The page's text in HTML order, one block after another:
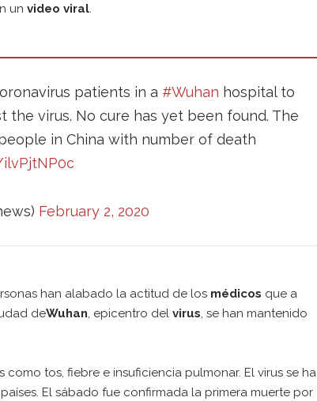
un video viral.
patients in a #Wuhan hospital to
virus. No cure has yet been found. The
in China with number of death
February 2, 2020
han alabado la actitud de los médicos que a
deWuhan, epicentro del virus, se han mantenido
tos, fiebre e insuficiencia pulmonar. El virus se ha
El sábado fue confirmada la primera muerte por